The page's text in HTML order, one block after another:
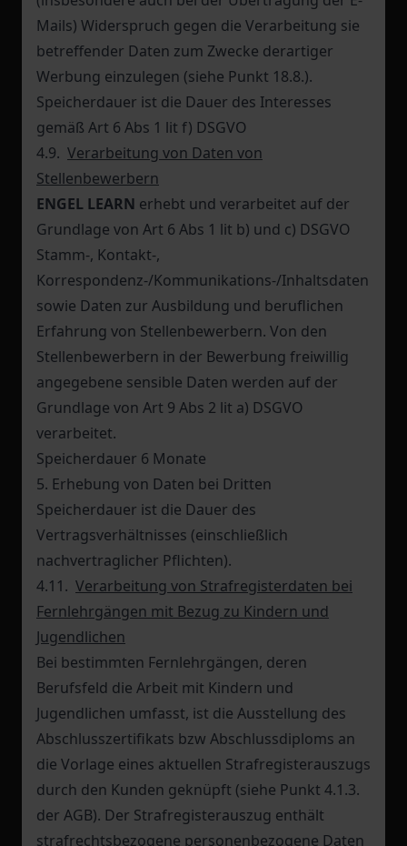
Mails) Widerspruch gegen die Verarbeitung sie
betreffender Daten zum Zwecke derartiger
Werbung einzulegen (siehe Punkt 18.8.).
Speicherdauer ist die Dauer des Interesses
gemäß Art 6 Abs 1 lit f) DSGVO
4.9. Verarbeitung von Daten von
Stellenbewerbern
ENGEL LEARN erhebt und verarbeitet auf der
Grundlage von Art 6 Abs 1 lit b) und c) DSGVO
Stamm-, Kontakt-,
Korrespondenz-/Kommunikations-/Inhaltsdaten
sowie Daten zur Ausbildung und beruflichen
Erfahrung von Stellenbewerbern. Von den
Stellenbewerbern in der Bewerbung freiwillig
angegebene sensible Daten werden auf der
Grundlage von Art 9 Abs 2 lit a) DSGVO
verarbeitet.
Speicherdauer 6 Monate
5. Erhebung von Daten bei Dritten
Speicherdauer ist die Dauer des
Vertragsverhältnisses (einschließlich
nachvertraglicher Pflichten).
4.11. Verarbeitung von Strafregisterdaten bei
Fernlehrgängen mit Bezug zu Kindern und
Jugendlichen
Bei bestimmten Fernlehrgängen, deren
Berufsfeld die Arbeit mit Kindern und
Jugendlichen umfasst, ist die Ausstellung des
Abschlusszertifikats bzw Abschlussdiploms an
die Vorlage eines aktuellen Strafregisterauszugs
durch den Kunden geknüpft (siehe Punkt 4.1.3.
der AGB). Der Strafregisterauszug enthält
strafrechtsbezogene personenbezogene Daten